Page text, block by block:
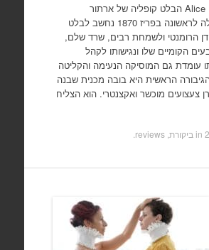
צילום: Alice Blanger הבלט קופליה של ארתור
סיינט-ליאון שעלה לראשונה בפריז 1870 נחשב לבלט
הרומנטי ולשמחת רבים, שרד שלם,
הקומיים שלו ונגישותו לקהל
עומדת גם המוסיקה הנעימה והקליטה
הראשית היא בובה מכנית שבנה
צעצועים מוכשר ואקצנטרי. הוא הצליח
in ביקורת, reviews